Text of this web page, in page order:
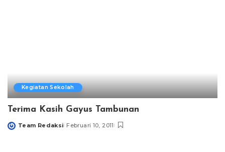
Kegiatan Sekolah
Terima Kasih Gayus Tambunan
Posted
Team Redaksi Februari 10, 2011